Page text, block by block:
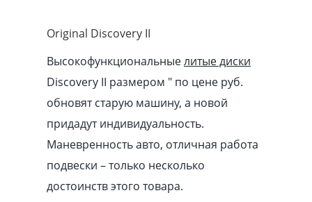
Original Discovery II
Высокофункциональныелитые диски
Discovery II размером ″ по цене руб.
обновят старую машину, а новой
придадут индивидуальность.
Маневренность авто, отличная работа
подвески – только несколько
достоинств этого товара.